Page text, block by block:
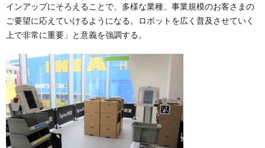
インアップにそろえることで、多様な業種、事業規模のお客さまの
ご要望に応えていけるようになる。ロボットを広く普及させていく
上で非常に重要」と意義を強調する。